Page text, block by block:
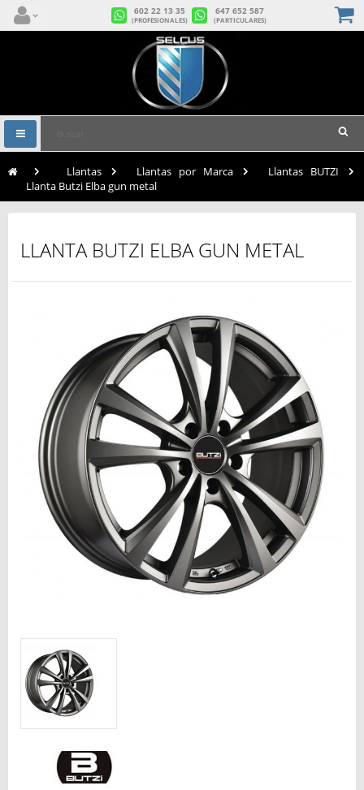
602 22 13 35
(PROFESIONALES)
647 652 587
(PARTICULARES)
Navegación
Toggle
Llantas Llantas por Marca
Llantas BUTZI
Llanta Butzi Elba gun metal
LLANTA BUTZI ELBA GUN METAL